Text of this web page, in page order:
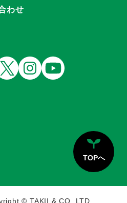
わせ
© TAKII & CO.,LTD
TOPへ